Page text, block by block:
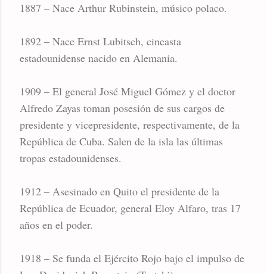
1887 – Nace Arthur Rubinstein, músico polaco.
1892 – Nace Ernst Lubitsch, cineasta
estadounidense nacido en Alemania.
1909 – El general José Miguel Gómez y el doctor
Alfredo Zayas toman posesión de sus cargos de
presidente y vicepresidente, respectivamente, de la
República de Cuba. Salen de la isla las últimas
tropas estadounidenses.
1912 – Asesinado en Quito el presidente de la
República de Ecuador, general Eloy Alfaro, tras 17
años en el poder.
1918 – Se funda el Ejército Rojo bajo el impulso de